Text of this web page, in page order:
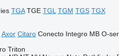
TGA TGE TGL TGM TGS TGX
Axor Citaro Conecto Integro MB O-
Triton